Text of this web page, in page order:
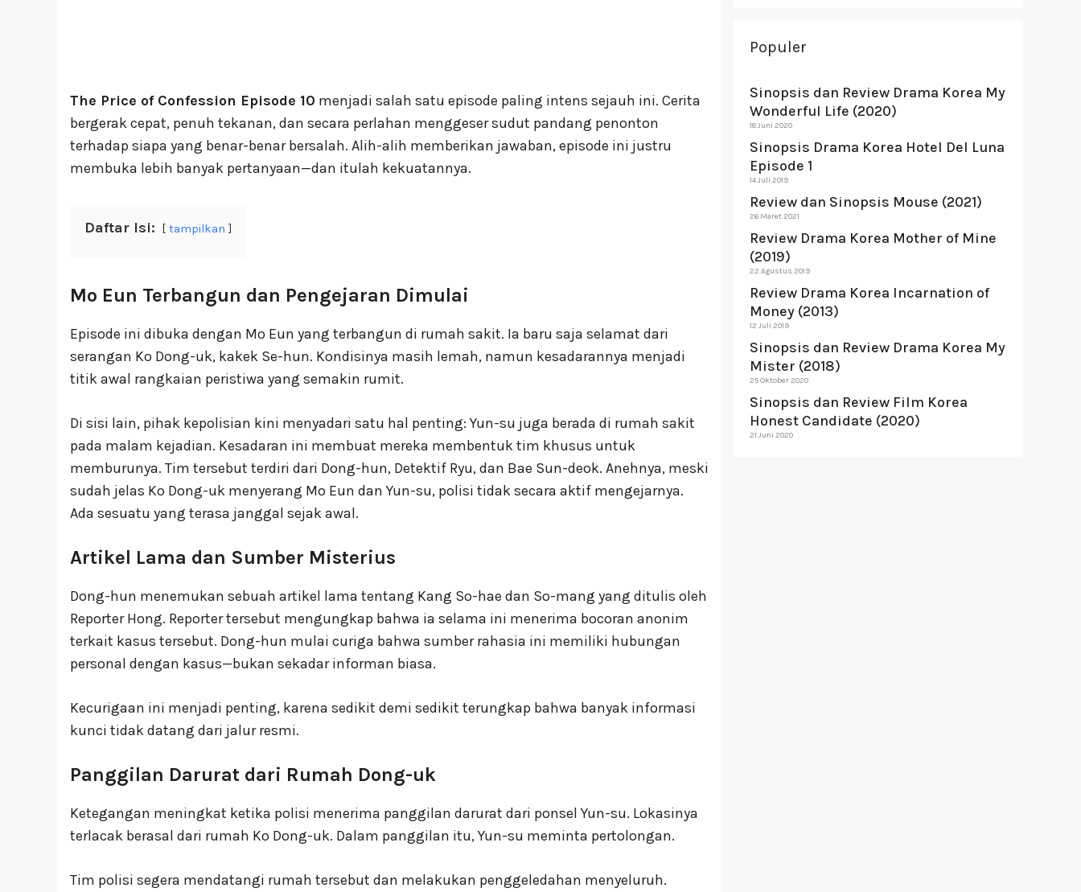
The Price of Confession Episode 10 menjadi salah satu episode paling intens sejauh ini. Cerita
bergerak cepat, penuh tekanan, dan secara perlahan menggeser sudut pandang penonton
terhadap siapa yang benar-benar bersalah. Alih-alih memberikan jawaban, episode ini justru
membuka lebih banyak pertanyaan—dan itulah kekuatannya.
Daftar Isi: tampilkan
Mo Eun Terbangun dan Pengejaran Dimulai
Episode ini dibuka dengan Mo Eun yang terbangun di rumah sakit. Ia baru saja selamat dari
serangan Ko Dong-uk, kakek Se-hun. Kondisinya masih lemah, namun kesadarannya menjadi
titik awal rangkaian peristiwa yang semakin rumit.
Di sisi lain, pihak kepolisian kini menyadari satu hal penting: Yun-su juga berada di rumah sakit
pada malam kejadian. Kesadaran ini membuat mereka membentuk tim khusus untuk
memburunya. Tim tersebut terdiri dari Dong-hun, Detektif Ryu, dan Bae Sun-deok. Anehnya, meski
sudah jelas Ko Dong-uk menyerang Mo Eun dan Yun-su, polisi tidak secara aktif mengejarnya.
Ada sesuatu yang terasa janggal sejak awal.
Artikel Lama dan Sumber Misterius
Dong-hun menemukan sebuah artikel lama tentang Kang So-hae dan So-mang yang ditulis oleh
Reporter Hong. Reporter tersebut mengungkap bahwa ia selama ini menerima bocoran anonim
terkait kasus tersebut. Dong-hun mulai curiga bahwa sumber rahasia ini memiliki hubungan
personal dengan kasus—bukan sekadar informan biasa.
Kecurigaan ini menjadi penting, karena sedikit demi sedikit terungkap bahwa banyak informasi
kunci tidak datang dari jalur resmi.
Panggilan Darurat dari Rumah Dong-uk
Ketegangan meningkat ketika polisi menerima panggilan darurat dari ponsel Yun-su. Lokasinya
terlacak berasal dari rumah Ko Dong-uk. Dalam panggilan itu, Yun-su meminta pertolongan.
Tim polisi segera mendatangi rumah tersebut dan melakukan penggeledahan menyeluruh.
Populer
Sinopsis dan Review Drama Korea My
Wonderful Life (2020)
18 Juni 2020
Sinopsis Drama Korea Hotel Del Luna
Episode 1
14 Juli 2019
Review dan Sinopsis Mouse (2021)
26 Maret 2021
Review Drama Korea Mother of Mine
(2019)
22 Agustus 2019
Review Drama Korea Incarnation of
Money (2013)
12 Juli 2019
Sinopsis dan Review Drama Korea My
Mister (2018)
25 Oktober 2020
Sinopsis dan Review Film Korea
Honest Candidate (2020)
21 Juni 2020